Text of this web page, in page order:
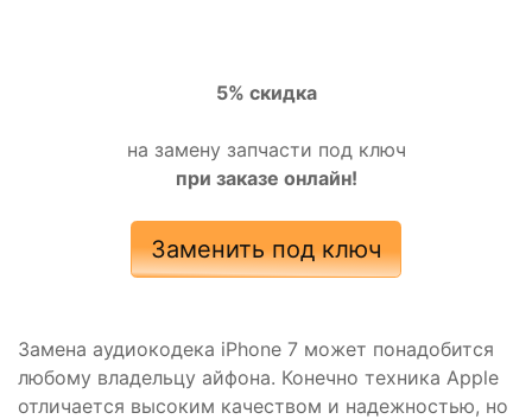
5% скидка
на замену запчасти под ключ
при заказе онлайн!
Заменить под ключ
Замена аудиокодека iPhone 7 может понадобится
любому владельцу айфона. Конечно техника Apple
отличается высоким качеством и надежностью, но